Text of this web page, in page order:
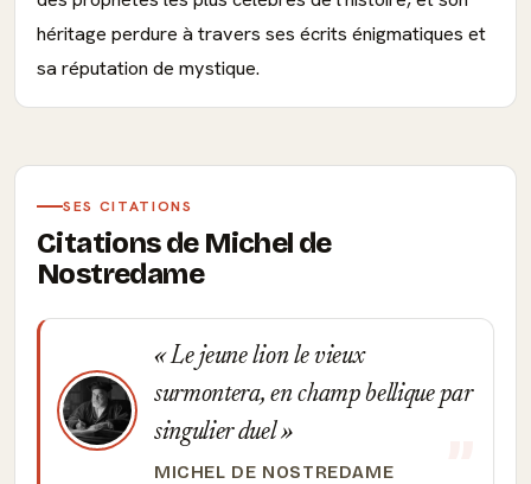
héritage perdure à travers ses écrits énigmatiques et
sa réputation de mystique.
SES CITATIONS
Citations de Michel de
Nostredame
Le jeune lion le vieux
surmontera, en champ bellique par
singulier duel
MICHEL DE NOSTREDAME